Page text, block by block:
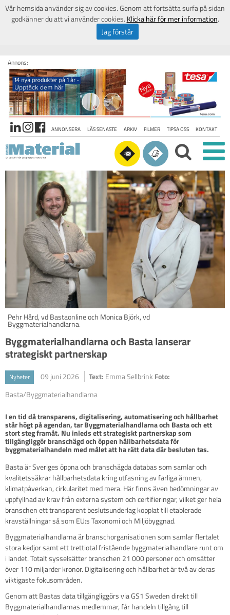
Annons:
ANNONSERA LÄS SENASTE ARKIV FILMER TIPSA OSS KONTAKT
Pehr Hård, vd Bastaonline och Monica Björk, vd
Byggmaterialhandlarna.
Byggmaterialhandlarna och Basta lanserar
strategiskt partnerskap
Nyheter 09 juni 2026 Text: Emma Sellbrink Foto:
Basta/Byggmaterialhandlarna
I en tid då transparens, digitalisering, automatisering och hållbarhet
står högt på agendan, tar Byggmaterialhandlarna och Basta och ett
stort steg framåt. Nu inleds ett strategiskt partnerskap som
tillgängliggör branschägd och öppen hållbarhetsdata för
byggmaterialhandeln med målet att ha rätt data där besluten tas.
Basta är Sveriges öppna och branschägda databas som samlar och
kvalitetssäkrar hållbarhetsdata kring utfasning av farliga ämnen,
klimatpåverkan, cirkularitet med mera. Här finns även bedömningar av
uppfyllnad av krav från externa system och certifieringar, vilket ger hela
branschen ett transparent beslutsunderlag kopplat till etablerade
kravställningar så som EU:s Taxonomi och Miljöbyggnad.
Byggmaterialhandlarna är branschorganisationen som samlar flertalet
stora kedjor samt ett trettiotal fristående byggmaterialhandlare runt om
i landet. Totalt sysselsätter branschen 21 000 personer och omsätter
över 110 miljarder kronor. Digitalisering och hållbarhet är två av deras
viktigaste fokusområden.
Genom att Bastas data tillgängliggörs via GS1 Sweden direkt till
Byggmaterialhandlarnas medlemmar, får handeln tillgång till
Vår hemsida använder sig av cookies. Genom att fortsätta surfa på sidan
godkänner du att vi använder cookies. Klicka här för mer information.
Jag förstår